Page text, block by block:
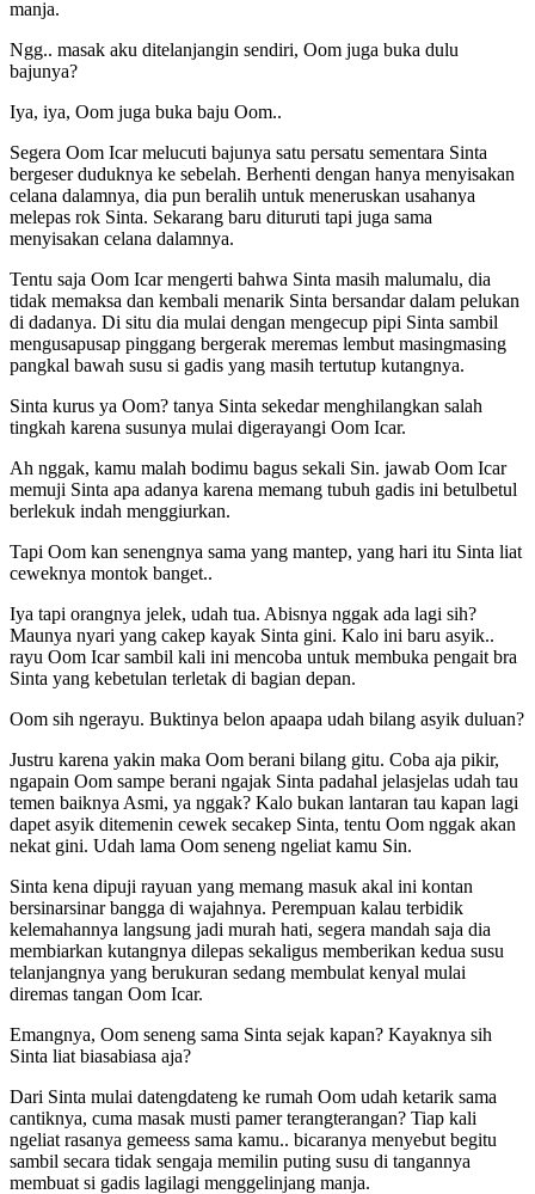
manja.
Ngg.. masak aku ditelanjangin sendiri, Oom juga buka dulu
bajunya?
Iya, iya, Oom juga buka baju Oom..
Segera Oom Icar melucuti bajunya satu persatu sementara Sinta
bergeser duduknya ke sebelah. Berhenti dengan hanya menyisakan
celana dalamnya, dia pun beralih untuk meneruskan usahanya
melepas rok Sinta. Sekarang baru dituruti tapi juga sama
menyisakan celana dalamnya.
Tentu saja Oom Icar mengerti bahwa Sinta masih malumalu, dia
tidak memaksa dan kembali menarik Sinta bersandar dalam pelukan
di dadanya. Di situ dia mulai dengan mengecup pipi Sinta sambil
mengusapusap pinggang bergerak meremas lembut masingmasing
pangkal bawah susu si gadis yang masih tertutup kutangnya.
Sinta kurus ya Oom? tanya Sinta sekedar menghilangkan salah
tingkah karena susunya mulai digerayangi Oom Icar.
Ah nggak, kamu malah bodimu bagus sekali Sin. jawab Oom Icar
memuji Sinta apa adanya karena memang tubuh gadis ini betulbetul
berlekuk indah menggiurkan.
Tapi Oom kan senengnya sama yang mantep, yang hari itu Sinta liat
ceweknya montok banget..
Iya tapi orangnya jelek, udah tua. Abisnya nggak ada lagi sih?
Maunya nyari yang cakep kayak Sinta gini. Kalo ini baru asyik..
rayu Oom Icar sambil kali ini mencoba untuk membuka pengait bra
Sinta yang kebetulan terletak di bagian depan.
Oom sih ngerayu. Buktinya belon apaapa udah bilang asyik duluan?
Justru karena yakin maka Oom berani bilang gitu. Coba aja pikir,
ngapain Oom sampe berani ngajak Sinta padahal jelasjelas udah tau
temen baiknya Asmi, ya nggak? Kalo bukan lantaran tau kapan lagi
dapet asyik ditemenin cewek secakep Sinta, tentu Oom nggak akan
nekat gini. Udah lama Oom seneng ngeliat kamu Sin.
Sinta kena dipuji rayuan yang memang masuk akal ini kontan
bersinarsinar bangga di wajahnya. Perempuan kalau terbidik
kelemahannya langsung jadi murah hati, segera mandah saja dia
membiarkan kutangnya dilepas sekaligus memberikan kedua susu
telanjangnya yang berukuran sedang membulat kenyal mulai
diremas tangan Oom Icar.
Emangnya, Oom seneng sama Sinta sejak kapan? Kayaknya sih
Sinta liat biasabiasa aja?
Dari Sinta mulai datengdateng ke rumah Oom udah ketarik sama
cantiknya, cuma masak musti pamer terangterangan? Tiap kali
ngeliat rasanya gemeess sama kamu.. bicaranya menyebut begitu
sambil secara tidak sengaja memilin puting susu di tangannya
membuat si gadis lagilagi menggelinjang manja.